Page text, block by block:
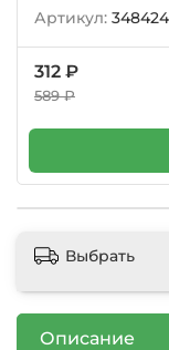
Артикул:
312 ₽
589 ₽
Выбрать
Описание